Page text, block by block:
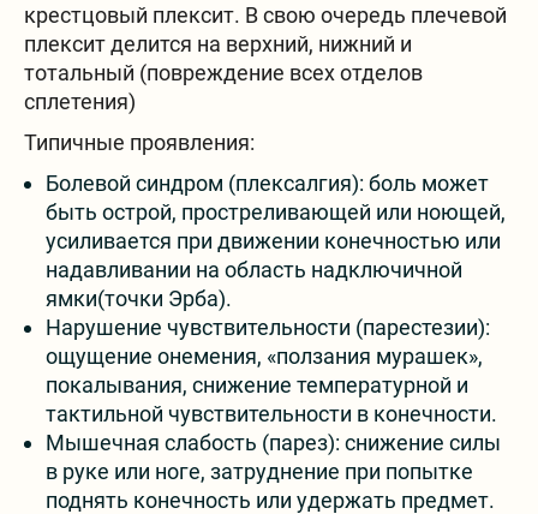
крестцовый плексит. В свою очередь плечевой
плексит делится на верхний, нижний и
тотальный (повреждение всех отделов
сплетения)
Типичные проявления:
Болевой синдром (плексалгия): боль может
быть острой, простреливающей или ноющей,
усиливается при движении конечностью или
надавливании на область надключичной
ямки(точки Эрба).
Нарушение чувствительности (парестезии):
ощущение онемения, «ползания мурашек»,
покалывания, снижение температурной и
тактильной чувствительности в конечности.
Мышечная слабость (парез): снижение силы
в руке или ноге, затруднение при попытке
поднять конечность или удержать предмет.